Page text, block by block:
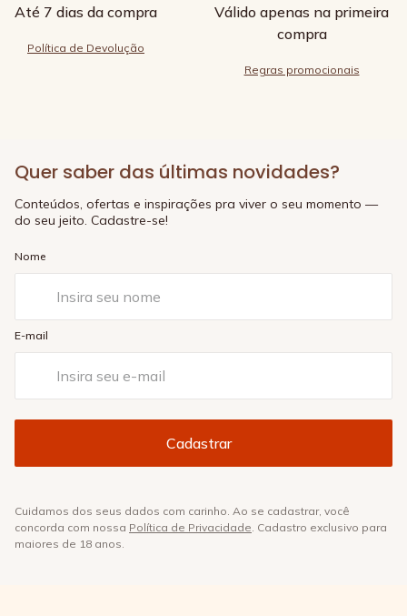
Até 7 dias da compra
Política de Devolução
Válido apenas na primeira
compra
Regras promocionais
Quer saber das últimas novidades?
Conteúdos, ofertas e inspirações pra viver o seu momento —
do seu jeito. Cadastre-se!
Nome
E-mail
Cuidamos dos seus dados com carinho. Ao se cadastrar, você
concorda com nossa Política de Privacidade. Cadastro exclusivo para
maiores de 18 anos.